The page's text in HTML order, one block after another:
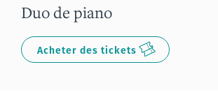
Duo de piano
Acheter des tickets